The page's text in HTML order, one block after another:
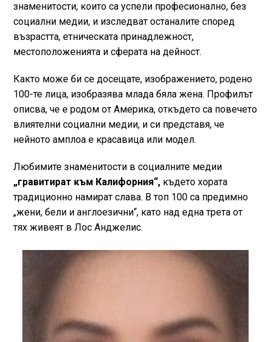
знаменитости, които са успели професионално, без
социални медии, и изследват останалите според
възрастта, етническата принадлежност,
местоположенията и сферата на дейност.
Както може би се досещате, изображението, родено
100-те лица, изобразява млада бяла жена. Профилът
описва, че е родом от Америка, откъдето са повечето
влиятелни социални медии, и си представя, че
нейното амплоа е красавица или модел.
Любимите знаменитости в социалните медии
„гравитират към Калифорния“,където хората
традиционно намират слава. В топ 100 са предимно
„жени, бели и англоезични“, като над една трета от
тях живеят в Лос Анджелис.